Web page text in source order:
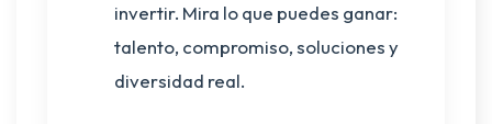
invertir. Mira lo que puedes ganar:
talento, compromiso, soluciones y
diversidad real.